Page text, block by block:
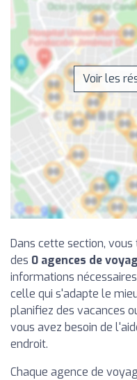
Voir les
Dans cette section,
des 0 agences de
informations
celle qui s'adapte le
planifiez des vacances
vous avez besoin de
endroit.
Chaque agence de